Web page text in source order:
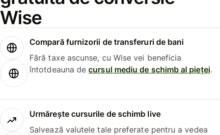
Wise
Compară furnizorii de transferuri de bani
Fără taxe ascunse, cu Wise vei beneficia
întotdeauna decursul mediu de schimb al pieței.
Urmărește cursurile de schimb live
Salvează valutele tale preferate pentru a vedea